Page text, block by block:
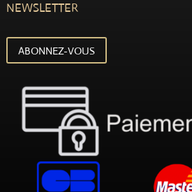
NEWSLETTER
ABONNEZ-VOUS